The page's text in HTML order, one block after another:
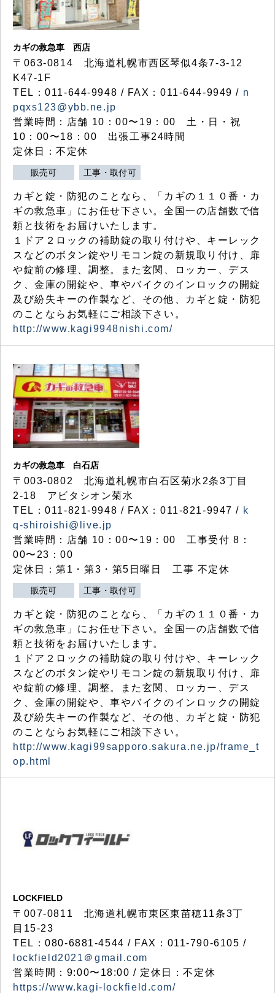
カギの救急車 西店
〒063-0814 北海道札幌市西区琴似4条7-3-12
K47-1F
TEL：011-644-9948 / FAX：011-644-9949 / n
pqxs123@ybb.ne.jp
営業時間：店舗 10：00〜19：00 土・日・祝
10：00〜18：00 出張工事24時間
定休日：不定休
販売可 工事・取付可
カギと錠・防犯のことなら、「カギの１１０番・カ
ギの救急車」にお任せ下さい。全国一の店舗数で信
頼と技術をお届けいたします。
１ドア２ロックの補助錠の取り付けや、キーレック
スなどのボタン錠やリモコン錠の新規取り付け、扉
や錠前の修理、調整。また玄関、ロッカー、デス
ク、金庫の開錠や、車やバイクのインロックの開錠
及び紛失キーの作製など、その他、カギと錠・防犯
のことならお気軽にご相談下さい。
http://www.kagi9948nishi.com/
カギの救急車 白石店
〒003-0802 北海道札幌市白石区菊水2条3丁目
2-18 アビタシオン菊水
TEL：011-821-9948 / FAX：011-821-9947 / k
q-shiroishi@live.jp
営業時間：店舗 10：00〜19：00 工事受付 8：
00〜23：00
定休日：第1・第3・第5日曜日 工事 不定休
販売可 工事・取付可
カギと錠・防犯のことなら、「カギの１１０番・カ
ギの救急車」にお任せ下さい。全国一の店舗数で信
頼と技術をお届けいたします。
１ドア２ロックの補助錠の取り付けや、キーレック
スなどのボタン錠やリモコン錠の新規取り付け、扉
や錠前の修理、調整。また玄関、ロッカー、デス
ク、金庫の開錠や、車やバイクのインロックの開錠
及び紛失キーの作製など、その他、カギと錠・防犯
のことならお気軽にご相談下さい。
http://www.kagi99sapporo.sakura.ne.jp/frame_t
op.html
LOCKFIELD
〒007-0811 北海道札幌市東区東苗穂11条3丁
目15-23
TEL：080-6881-4544 / FAX：011-790-6105 /
lockfield2021＠gmail.com
営業時間：9:00〜18:00 / 定休日：不定休
https://www.kagi-lockfield.com/